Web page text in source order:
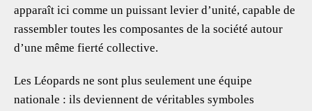
apparaît ici comme un puissant levier d’unité, capable de
rassembler toutes les composantes de la société autour
d’une même fierté collective.
Les Léopards ne sont plus seulement une équipe
nationale : ils deviennent de véritables symboles